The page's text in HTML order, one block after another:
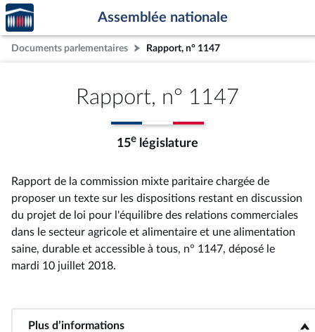
Aller au contenu
Aller en bas de la page
Accèder
à la
page
d'accueil
Assemblée nationale
Documents parlementaires Rapport, n° 1147
Rapport, n° 1147
15e législature
Rapport de la commission mixte paritaire chargée de
proposer un texte sur les dispositions restant en discussion
du projet de loi pour l'équilibre des relations commerciales
dans le secteur agricole et alimentaire et une alimentation
saine, durable et accessible à tous, n° 1147, déposé le
mardi 10 juillet 2018.
Plus d’informations<b>Plus d’informations</b>